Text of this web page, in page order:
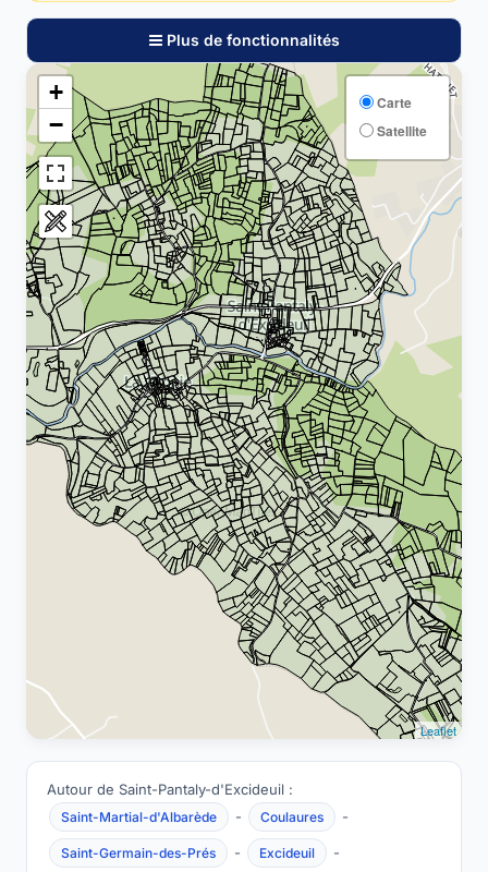
Plus de fonctionnalités
+
−
Carte
Satellite
Leaflet
Autour de Saint-Pantaly-d'Excideuil :
Saint-Martial-d'Albarède - Coulaures -
Saint-Germain-des-Prés - Excideuil -